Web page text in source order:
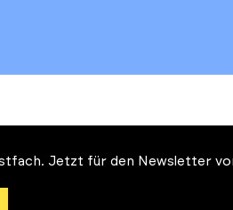
Jetzt für den Newsletter